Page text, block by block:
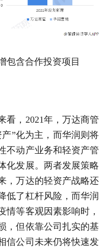
包含合作投资项目
看，2021年，万达商管
”化为主，而华润则将
不动产业务和轻资产管
化发展。两者发展策略
，万达的轻资产战略还
低了杠杆风险，而华润
情等客观因素影响时，
，但依靠公司扎实的基
信公司未来仍将快速发